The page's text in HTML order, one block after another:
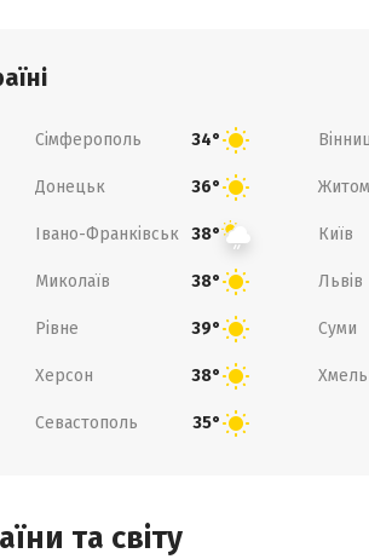
Сімферополь 34°
Донецьк 36°
Івано-Франківськ 38° Київ
Миколаїв 38° Львів
Рівне 39° Суми
Херсон 38°
Севастополь 35°
та світу